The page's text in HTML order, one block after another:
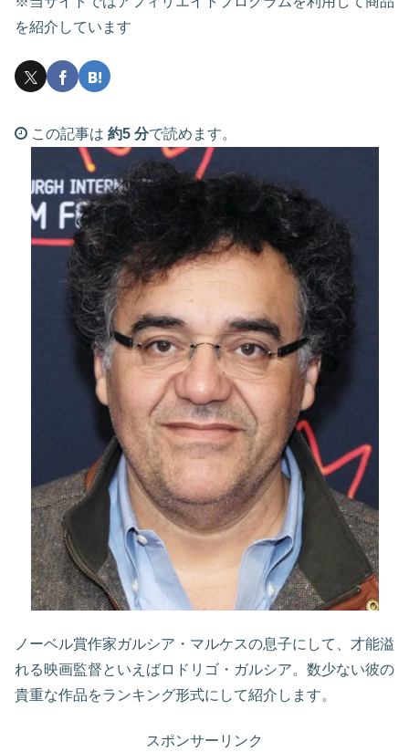
を紹介しています
この記事は 約5 分で読めます。
ノーベル賞作家ガルシア・マルケスの息子にして、才能溢
れる映画監督といえばロドリゴ・ガルシア。数少ない彼の
貴重な作品をランキング形式にして紹介します。
スポンサーリンク